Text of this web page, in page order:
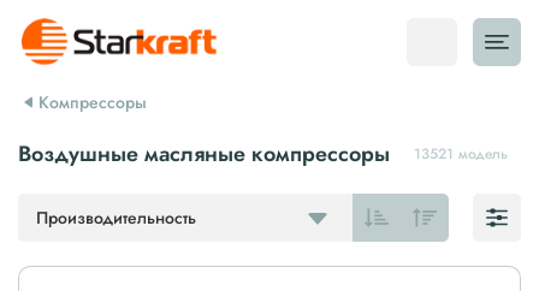
Компрессоры
Воздушные масляные компрессоры 13521 модель
Производительность